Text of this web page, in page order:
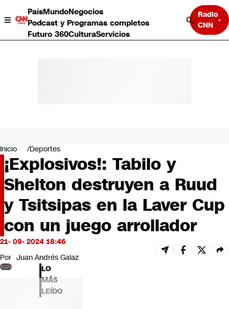
PaísMundoNegocios
Podcast y Programas completos
Futuro 360CulturaServicios
Radio
CNN
Negocios
Deportes
Programas completos
Cultura
Servicios
Bits
CNN Data
CNN tiempo
Futuro 360
Inicio Deportes
¡Explosivos!: Tabilo y
Shelton destruyen a Ruud
y Tsitsipas en la Laver Cup
con un juego arrollador
21- 09- 2024 18:46
Por Juan Andrés Galaz
LO
MÁS
LEÍDO